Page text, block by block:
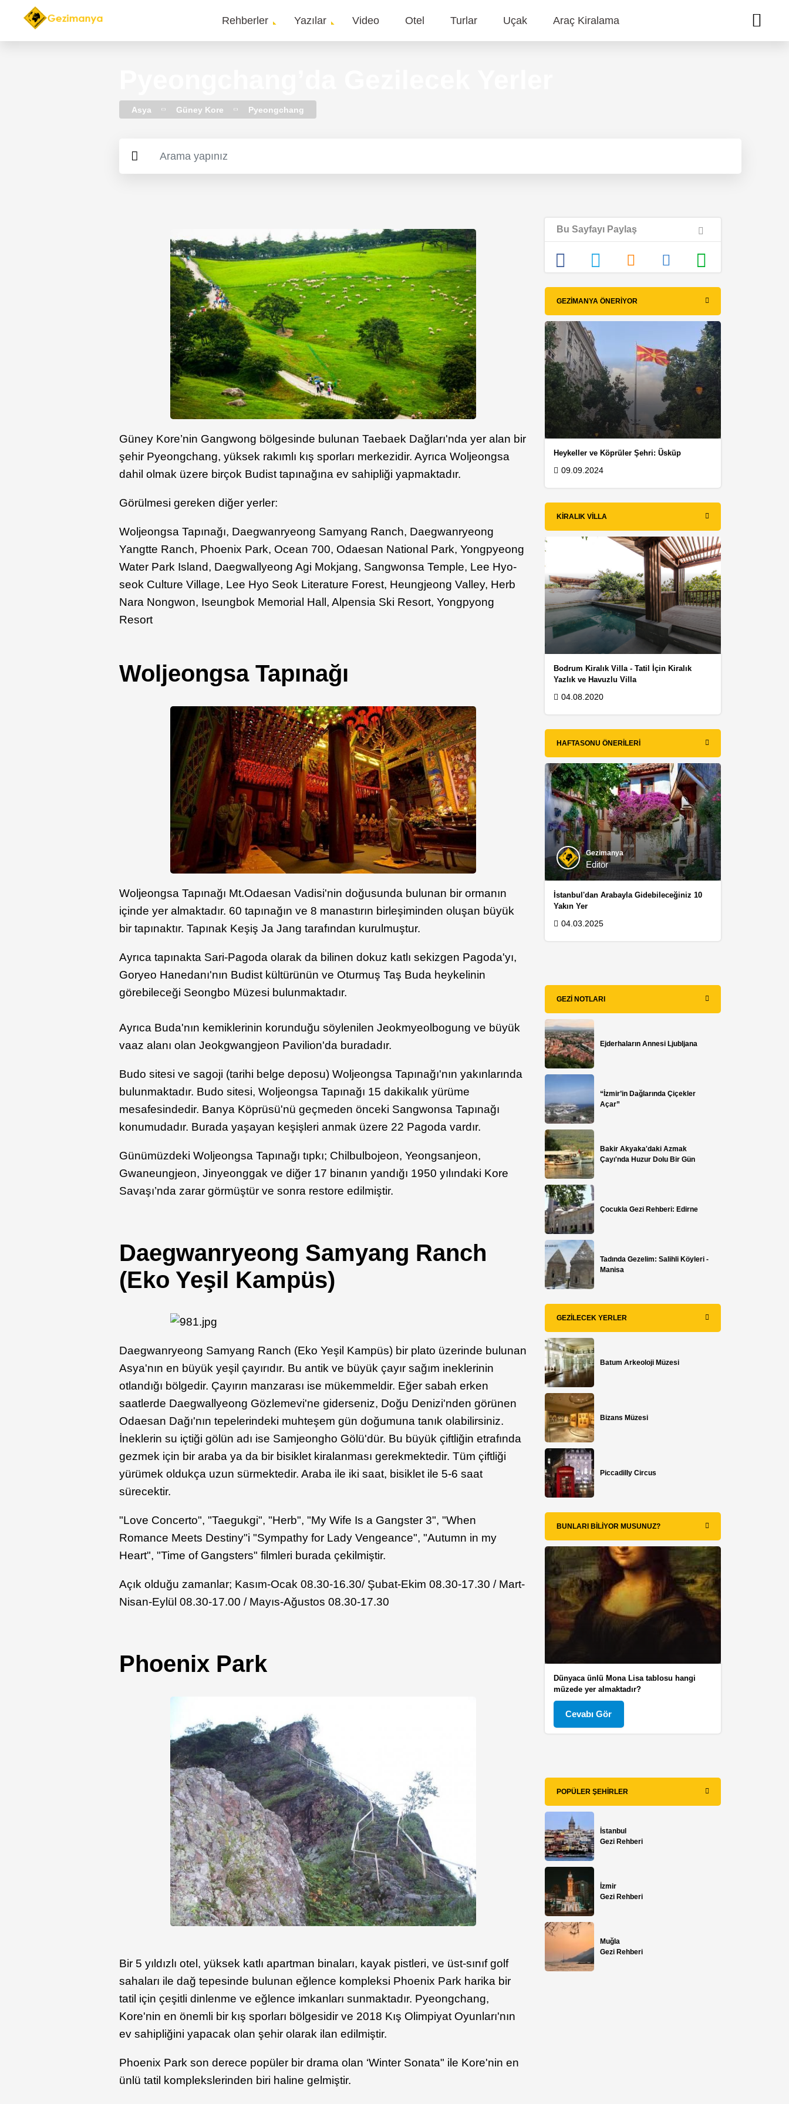
Main
Rehberler Yazılar Video Otel Turlar Uçak Araç Kiralama
Asya Güney Kore Pyeongchang
Güney Kore’nin Gangwong bölgesinde bulunan Taebaek Dağları'nda yer alan bir
şehir Pyeongchang, yüksek rakımlı kış sporları merkezidir. Ayrıca Woljeongsa
dahil olmak üzere birçok Budist tapınağına ev sahipliği yapmaktadır.
Görülmesi gereken diğer yerler:
Woljeongsa Tapınağı, Daegwanryeong Samyang Ranch, Daegwanryeong
Yangtte Ranch, Phoenix Park, Ocean 700, Odaesan National Park, Yongpyeong
Water Park Island, Daegwallyeong Agi Mokjang, Sangwonsa Temple, Lee Hyo-
seok Culture Village, Lee Hyo Seok Literature Forest, Heungjeong Valley, Herb
Nara Nongwon, Iseungbok Memorial Hall, Alpensia Ski Resort, Yongpyong
Resort
Woljeongsa Tapınağı
Woljeongsa Tapınağı Mt.Odaesan Vadisi'nin doğusunda bulunan bir ormanın
içinde yer almaktadır. 60 tapınağın ve 8 manastırın birleşiminden oluşan büyük
bir tapınaktır. Tapınak Keşiş Ja Jang tarafından kurulmuştur.
Ayrıca tapınakta Sari-Pagoda olarak da bilinen dokuz katlı sekizgen Pagoda'yı,
Goryeo Hanedanı'nın Budist kültürünün ve Oturmuş Taş Buda heykelinin
görebileceği Seongbo Müzesi bulunmaktadır.
Ayrıca Buda'nın kemiklerinin korunduğu söylenilen Jeokmyeolbogung ve büyük
vaaz alanı olan Jeokgwangjeon Pavilion'da buradadır.
Budo sitesi ve sagoji (tarihi belge deposu) Woljeongsa Tapınağı'nın yakınlarında
bulunmaktadır. Budo sitesi, Woljeongsa Tapınağı 15 dakikalık yürüme
mesafesindedir. Banya Köprüsü'nü geçmeden önceki Sangwonsa Tapınağı
konumudadır. Burada yaşayan keşişleri anmak üzere 22 Pagoda vardır.
Günümüzdeki Woljeongsa Tapınağı tıpkı; Chilbulbojeon, Yeongsanjeon,
Gwaneungjeon, Jinyeonggak ve diğer 17 binanın yandığı 1950 yılındaki Kore
Savaşı’nda zarar görmüştür ve sonra restore edilmiştir.
Daegwanryeong Samyang Ranch
(Eko Yeşil Kampüs)
Daegwanryeong Samyang Ranch (Eko Yeşil Kampüs) bir plato üzerinde bulunan
Asya'nın en büyük yeşil çayırıdır. Bu antik ve büyük çayır sağım ineklerinin
otlandığı bölgedir. Çayırın manzarası ise mükemmeldir. Eğer sabah erken
saatlerde Daegwallyeong Gözlemevi'ne giderseniz, Doğu Denizi'nden görünen
Odaesan Dağı'nın tepelerindeki muhteşem gün doğumuna tanık olabilirsiniz.
İneklerin su içtiği gölün adı ise Samjeongho Gölü'dür. Bu büyük çiftliğin etrafında
gezmek için bir araba ya da bir bisiklet kiralanması gerekmektedir. Tüm çiftliği
yürümek oldukça uzun sürmektedir. Araba ile iki saat, bisiklet ile 5-6 saat
sürecektir.
"Love Concerto", "Taegukgi", "Herb", "My Wife Is a Gangster 3", "When
Romance Meets Destiny"i "Sympathy for Lady Vengeance", "Autumn in my
Heart", "Time of Gangsters" filmleri burada çekilmiştir.
Açık olduğu zamanlar; Kasım-Ocak 08.30-16.30/ Şubat-Ekim 08.30-17.30 / Mart-
Nisan-Eylül 08.30-17.00 / Mayıs-Ağustos 08.30-17.30
Phoenix Park
Bir 5 yıldızlı otel, yüksek katlı apartman binaları, kayak pistleri, ve üst-sınıf golf
sahaları ile dağ tepesinde bulunan eğlence kompleksi Phoenix Park harika bir
tatil için çeşitli dinlenme ve eğlence imkanları sunmaktadır. Pyeongchang,
Kore'nin en önemli bir kış sporları bölgesidir ve 2018 Kış Olimpiyat Oyunları'nın
ev sahipliğini yapacak olan şehir olarak ilan edilmiştir.
Phoenix Park son derece popüler bir drama olan ‘Winter Sonata" ile Kore'nin en
ünlü tatil komplekslerinden biri haline gelmiştir.
Bu Sayfayı Paylaş
GEZIMANYA ÖNERIYOR
Heykeller ve Köprüler Şehri: Üsküp
09.09.2024
KIRALIK VILLA
Bodrum Kiralık Villa - Tatil İçin Kiralık
Yazlık ve Havuzlu Villa
04.08.2020
HAFTASONU ÖNERILERI
Gezimanya
Editör
İstanbul'dan Arabayla Gidebileceğiniz 10
Yakın Yer
04.03.2025
GEZI NOTLARI
Ejderhaların Annesi Ljubljana
“İzmir’in Dağlarında Çiçekler
Açar”
Bakir Akyaka'daki Azmak
Çayı'nda Huzur Dolu Bir Gün
Çocukla Gezi Rehberi: Edirne
Tadında Gezelim: Salihli Köyleri -
Manisa
GEZILECEK YERLER
Batum Arkeoloji Müzesi
Bizans Müzesi
Piccadilly Circus
BUNLARI BILIYOR MUSUNUZ?
Dünyaca ünlü Mona Lisa tablosu hangi
müzede yer almaktadır?
Cevabı Gör
POPÜLER ŞEHIRLER
İstanbul
Gezi Rehberi
İzmir
Gezi Rehberi
Muğla
Gezi Rehberi